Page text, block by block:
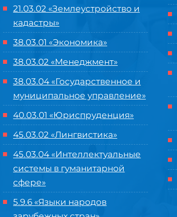
21.03.02 «Землеустройство и
кадастры»
38.03.01 «Экономика»
38.03.02 «Менеджмент»
38.03.04 «Государственное и
муниципальное управление»
40.03.01 «Юриспруденция»
45.03.02 «Лингвистика»
45.03.04 «Интеллектуальные
системы в гуманитарной
сфере»
5.9.6 «Языки народов